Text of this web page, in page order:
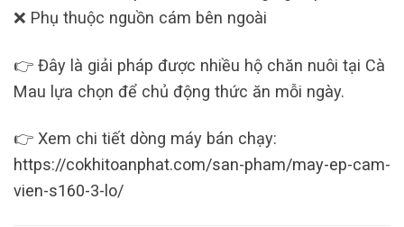
❌ Phụ thuộc nguồn cám bên ngoài
👉 Đây là giải pháp được nhiều hộ chăn nuôi tại Cà
Mau lựa chọn để chủ động thức ăn mỗi ngày.
👉 Xem chi tiết dòng máy bán chạy:
https://cokhitoanphat.com/san-pham/may-ep-cam-
vien-s160-3-lo/